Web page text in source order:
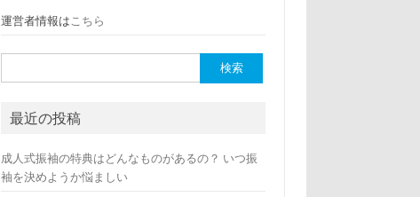
運営者情報は こちら
最近の投稿
成人式振袖の特典はどんなものがあるの？ いつ振
袖を決めようか悩ましい